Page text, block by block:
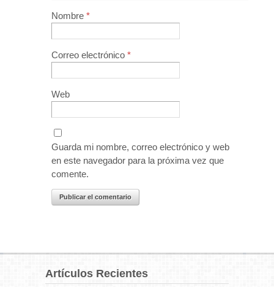
Nombre *
Correo electrónico *
Web
Guarda mi nombre, correo electrónico y web
en este navegador para la próxima vez que
comente.
Artículos Recientes